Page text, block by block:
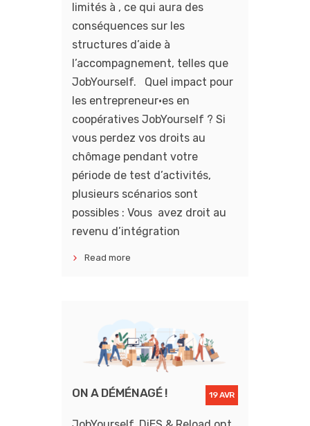
limités à , ce qui aura des
conséquences sur les
structures d’aide à
l’accompagnement, telles que
JobYourself. Quel impact pour
les entrepreneur·es en
coopératives JobYourself ? Si
vous perdez vos droits au
chômage pendant votre
période de test d’activités,
plusieurs scénarios sont
possibles : Vous avez droit au
revenu d’intégration
Read more
19 AVR
ON A DÉMÉNAGÉ !